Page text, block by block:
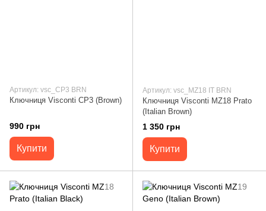
Артикул: vsc_CP3 BRN
Ключниця Visconti CP3 (Brown)
990 грн
Купити
Артикул: vsc_MZ18 IT BRN
Ключниця Visconti MZ18 Prato
(Italian Brown)
1 350 грн
Купити